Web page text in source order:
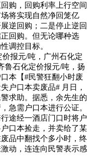
购，回购利率上行空间
将实现自然净回笼亿
逆回购；二是停止逆回
回购。但无论哪种选
性调控目标。
报元/吨，广州石化定
鲁石化定价报元/吨，扬
本【#民警狂翻小时废
户口本卖废品# 月日，
求助。据悉，余先生的
急需户口本进行公证。
途经一酒店门口时将户
口本捡走，并卖给了某
品中翻找个多小时，终
动，连连向民警表示感